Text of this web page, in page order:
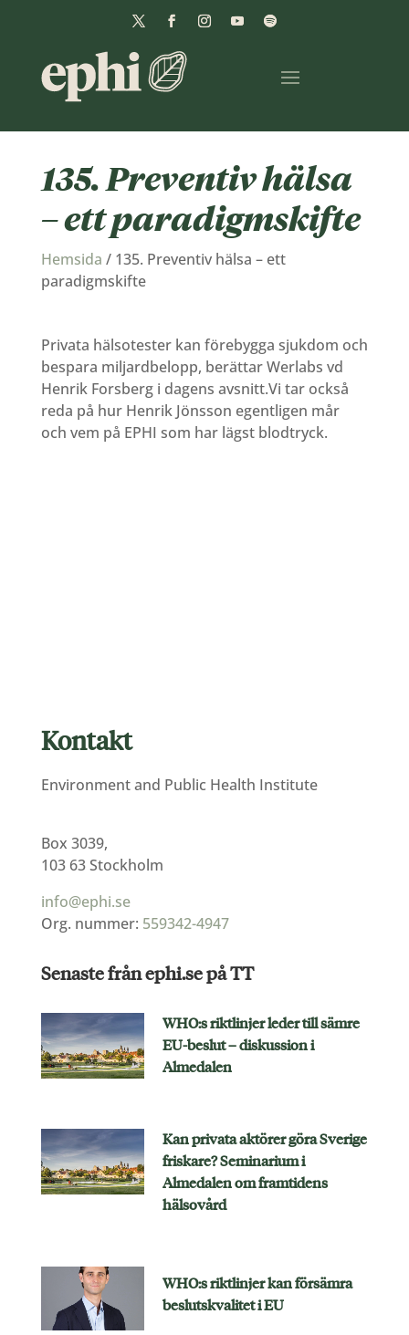
135. Preventiv hälsa
– ett paradigmskifte
Hemsida / 135. Preventiv hälsa – ett
paradigmskifte
Privata hälsotester kan förebygga sjukdom och
bespara miljardbelopp, berättar Werlabs vd
Henrik Forsberg i dagens avsnitt.Vi tar också
reda på hur Henrik Jönsson egentligen mår
och vem på EPHI som har lägst blodtryck.
Kontakt
Environment and Public Health Institute
Box 3039,
103 63 Stockholm
info@ephi.se
Org. nummer: 559342-4947
Senaste från ephi.se på TT
WHO:s riktlinjer leder till sämre
EU-beslut – diskussion i
Almedalen
Kan privata aktörer göra Sverige
friskare? Seminarium i
Almedalen om framtidens
hälsovård
WHO:s riktlinjer kan försämra
beslutskvalitet i EU